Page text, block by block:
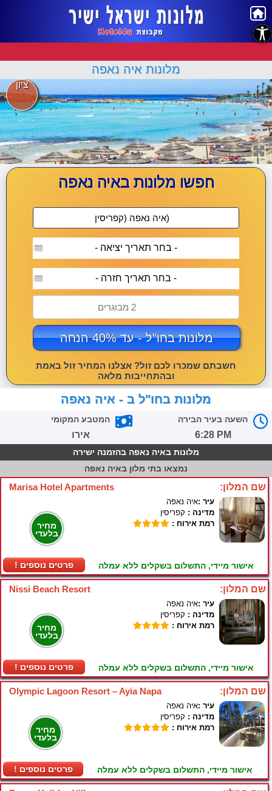
מלונות איה נאפה
ציון
חפשו מלונות באיה נאפה
- בחר תאריך יציאה -
- בחר תאריך חזרה -
2 מבוגרים
מלונות בחו"ל - עד 40% הנחה
חשבתם שמכרו לכם זול? אצלנו המחיר זול באמת
ובהתחייבות מלאה
מלונות בחו"ל ב - איה נאפה
המטבע המקומי
אירו
השעה בעיר הבירה
6:28 PM
מלונות באיה נאפה בהזמנה ישירה
נמצאו בתי מלון באיה נאפה
Marisa Hotel Apartments שם המלון:
מחיר
בלעדי
! פרטים נוספים
עיר :איה נאפה
מדינה : קפריסין
רמת אירוח :
אישור מיידי, התשלום בשקלים ללא עמלה
Nissi Beach Resort שם המלון:
מחיר
בלעדי
! פרטים נוספים
עיר :איה נאפה
מדינה : קפריסין
רמת אירוח :
אישור מיידי, התשלום בשקלים ללא עמלה
Olympic Lagoon Resort – Ayia Napa שם המלון:
מחיר
בלעדי
! פרטים נוספים
עיר :איה נאפה
מדינה : קפריסין
רמת אירוח :
אישור מיידי, התשלום בשקלים ללא עמלה
נגישות